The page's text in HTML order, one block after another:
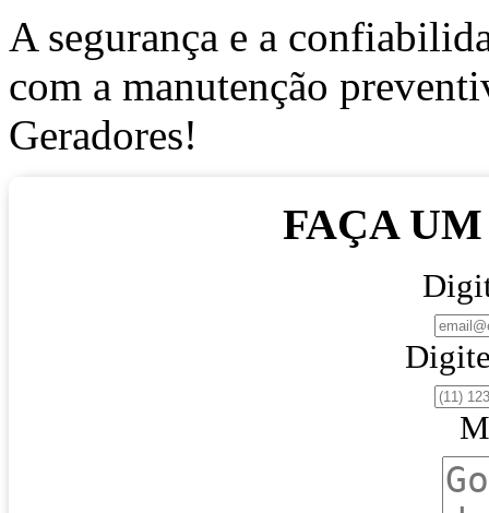
A segurança e a
com a manutenção
Geradores!
FAÇA